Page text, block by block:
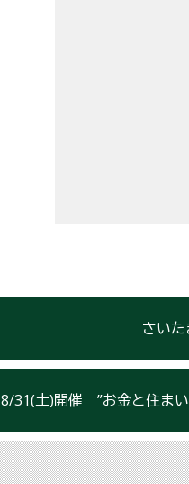
さいた
8/31(土)開催 ”お金と住まいのこと”